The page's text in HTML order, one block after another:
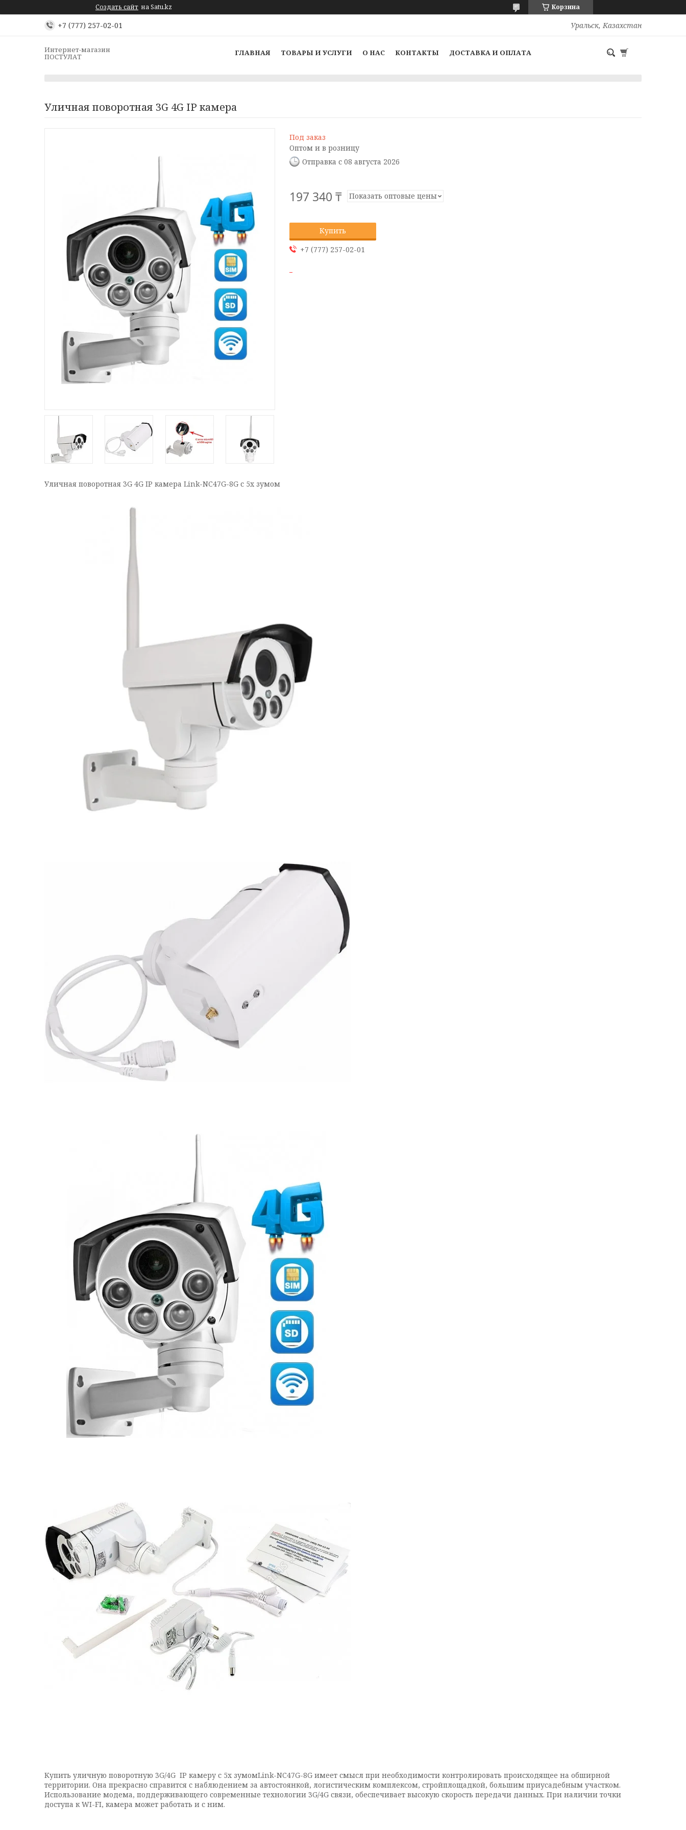
Создать сайт на Satu.kz Корзина
+7 (777) 257-02-01 Уральск, Казахстан
Интернет-магазин
ПОСТУЛАТ ГЛАВНАЯ ТОВАРЫ И УСЛУГИ О НАС КОНТАКТЫ ДОСТАВКА И ОПЛАТА
Уличная поворотная 3G 4G IP камера
Под заказ
Оптом и в розницу
Отправка с 08 августа 2026
197 340 ₸ Показать оптовые цены
Купить
+7 (777) 257-02-01
Уличная поворотная 3G 4G IP камера Link-NC47G-8G с 5x зумом
Купить уличную поворотную 3G/4G IP камеру с 5x зумомLink-NC47G-8G имеет смысл при необходимости контролировать происходящее на обширной
территории. Она прекрасно справится с наблюдением за автостоянкой, логистическим комплексом, стройплощадкой, большим приусадебным участком.
Использование модема, поддерживающего современные технологии 3G/4G связи, обеспечивает высокую скорость передачи данных. При наличии точки
доступа к WI-FI, камера может работать и с ним.